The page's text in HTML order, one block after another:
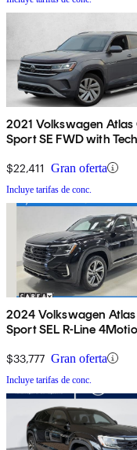
2021 Volkswagen Atlas
Sport SE FWD with
$22,411 Gran oferta
Incluye tarifas de conc.
2024 Volkswagen
Sport SEL R-Line
$33,777 Gran oferta
Incluye tarifas de conc.